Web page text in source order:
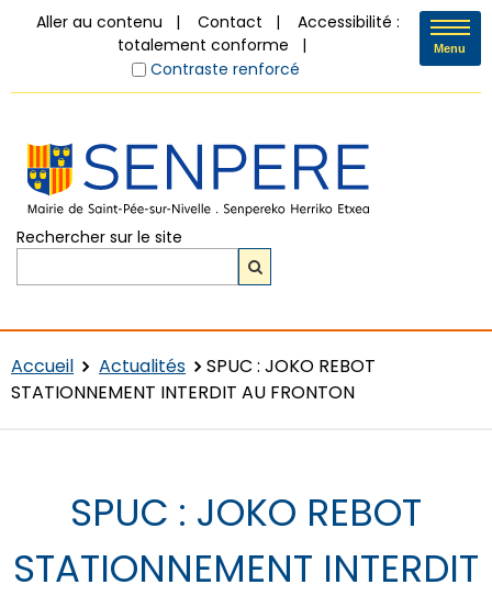
Aller au contenu Contact
Accessibilité :
totalement conforme
Contraste renforcé
Rechercher sur le site
Menu
Accueil Actualités
SPUC : JOKO REBOT
STATIONNEMENT INTERDIT AU FRONTON
SPUC : JOKO REBOT
STATIONNEMENT INTERDIT